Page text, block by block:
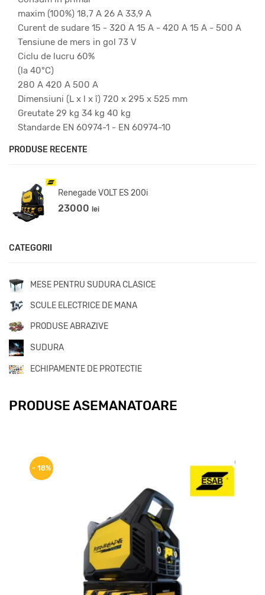
PRODUSE RECENTE
APARAT SUDURA INVERTOR
CATEGORII
MESE PENTRU SUDURA CLASICE
SCULE ELECTRICE DE MANA
PRODUSE ABRAZIVE
SUDURA
ECHIPAMENTE DE PROTECTIE
maxim (100%) 18,7 A 26 A 33,9 A
Curent de sudare 15 - 320 A 15 A - 420 A 15 A - 500 A
Tensiune de mers in gol 73 V
Ciclu de lucru 60%
(la 40°C)
280 A 420 A 500 A
Dimensiuni (L x l x î) 720 x 295 x 525 mm
Greutate 29 kg 34 kg 40 kg
Standarde EN 60974-1 - EN 60974-10
PRODUSE ASEMANATOARE